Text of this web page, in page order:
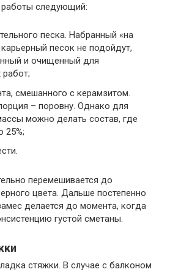
работы следующий:
песка. Набранный «на
песок не подойдут,
и очищенный для
работ;
смешанного с керамзитом.
– поровну. Однако для
можно делать состав, где
25%;
перемешивается до
цвета. Дальше постепенно
делается до момента, когда
густой сметаны.
стяжки. В случае с балконом